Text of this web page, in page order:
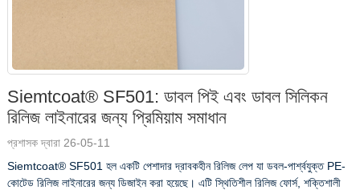
Siemtcoat® SF501: ডাবল পিই এবং ডাবল সিলিকন
রিলিজ লাইনারের জন্য প্রিমিয়াম সমাধান
প্রশাসক দ্বারা 26-05-11
Siemtcoat® SF501 হল একটি পেশাদার দ্রাবকহীন রিলিজ লেপ যা ডবল-পার্শ্বযুক্ত PE-
কোটেড রিলিজ লাইনারের জন্য ডিজাইন করা হয়েছে। এটি স্থিতিশীল রিলিজ ফোর্স, শক্তিশালী